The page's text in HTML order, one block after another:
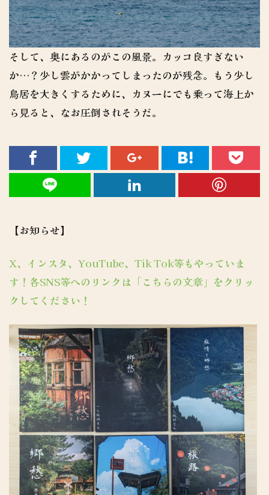
そして、奥にあるのがこの風景。カッコ良すぎない
か…？少し雲がかかってしまったのが残念。もう少し
鳥居を大きくするために、カヌーにでも乗って海上か
ら見ると、なお圧倒されそうだ。
【お知らせ】
X、インスタ、YouTube、Tik Tok等もやっていま
す！各SNS等へのリンクは「こちらの文章」をクリッ
クしてください！